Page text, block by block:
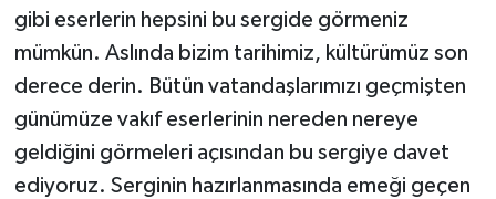
gibi eserlerin hepsini bu sergide görmeniz
mümkün. Aslında bizim tarihimiz, kültürümüz son
derece derin. Bütün vatandaşlarımızı geçmişten
günümüze vakıf eserlerinin nereden nereye
geldiğini görmeleri açısından bu sergiye davet
ediyoruz. Serginin hazırlanmasında emeği geçen